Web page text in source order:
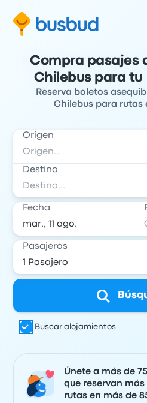
Compra pasajes
Chilebus para tu
Reserva boletos
Chilebus para rutas
Origen
Destino
Fecha
Pasajeros
Buscar alojamientos
Únete a más de
que reservan
rutas en más de